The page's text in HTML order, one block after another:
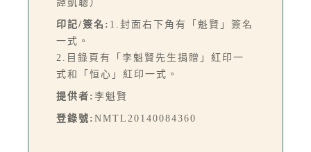
譚凱聰）
印記/簽名: 1.封面右下角有「魁賢」簽名
一式。
2.目錄頁有「李魁賢先生捐贈」紅印一
式和「恒心」紅印一式。
提供者: 李魁賢
登錄號: NMTL20140084360